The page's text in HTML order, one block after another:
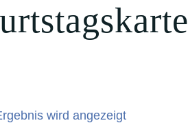
wird angezeigt